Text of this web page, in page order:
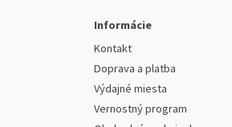
Informácie
Kontakt
Doprava a platba
Výdajné miesta
Vernostný program